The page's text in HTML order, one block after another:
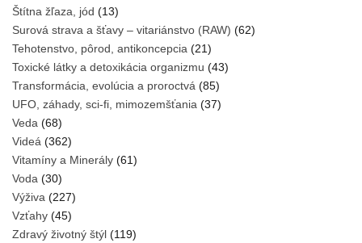
Štítna žľaza, jód (13)
Surová strava a šťavy – vitariánstvo (RAW) (62)
Tehotenstvo, pôrod, antikoncepcia (21)
Toxické látky a detoxikácia organizmu (43)
Transformácia, evolúcia a proroctvá (85)
UFO, záhady, sci-fi, mimozemšťania (37)
Veda (68)
Videá (362)
Vitamíny a Minerály (61)
Voda (30)
Výživa (227)
Vzťahy (45)
Zdravý životný štýl (119)